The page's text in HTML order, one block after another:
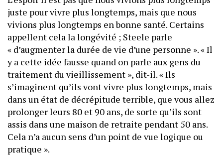
juste pour vivre plus longtemps, mais que nous
vivions plus longtemps en bonne santé. Certains
appellent cela la longévité ; Steele parle
« d’augmenter la durée de vie d’une personne ». « Il
y a cette idée fausse quand on parle aux gens du
traitement du vieillissement », dit-il. « Ils
s’imaginent qu’ils vont vivre plus longtemps, mais
dans un état de décrépitude terrible, que vous allez
prolonger leurs 80 et 90 ans, de sorte qu’ils sont
assis dans une maison de retraite pendant 50 ans.
Cela n’a aucun sens d’un point de vue logique ou
pratique ».